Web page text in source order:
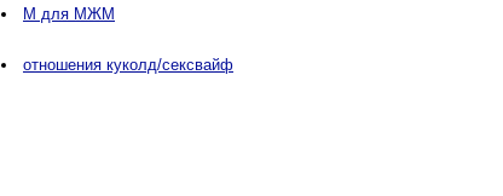
М для МЖМ
отношения куколд/сексвайф